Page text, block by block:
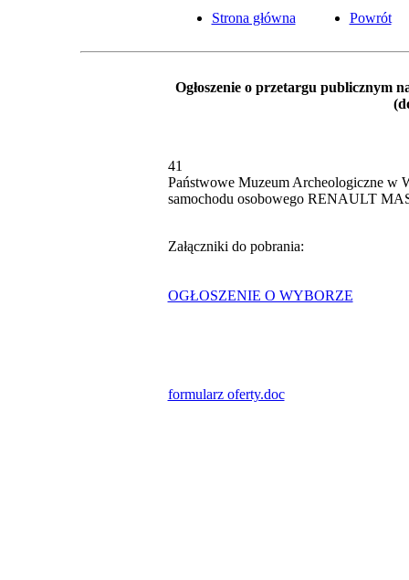
Strona główna Powrót
Ogłoszenie o przetargu publicznym
41
Państwowe Muzeum Archeologiczne w
samochodu osobowego RENAULT
Załączniki do pobrania:
OGŁOSZENIE O WYBORZE
formularz oferty.doc